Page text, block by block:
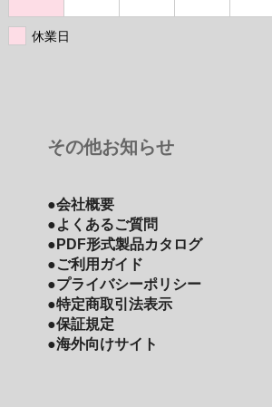
休業日
その他お知らせ
●会社概要
●よくあるご質問
●PDF形式製品カタログ
●ご利用ガイド
●プライバシーポリシー
●特定商取引法表示
●保証規定
●海外向けサイト